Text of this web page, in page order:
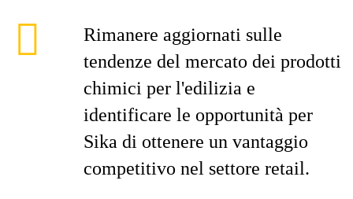
Rimanere aggiornati sulle
tendenze del mercato dei prodotti
chimici per l'edilizia e
identificare le opportunità per
Sika di ottenere un vantaggio
competitivo nel settore retail.